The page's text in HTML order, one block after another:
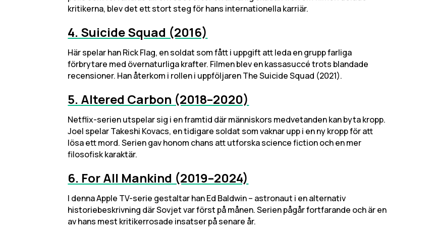
kritikerna, blev det ett stort steg för hans internationella karriär.
4. Suicide Squad (2016)
Här spelar han Rick Flag, en soldat som fått i uppgift att leda en grupp farliga
förbrytare med övernaturliga krafter. Filmen blev en kassasuccé trots blandade
recensioner. Han återkom i rollen i uppföljaren The Suicide Squad (2021).
5. Altered Carbon (2018–2020)
Netflix-serien utspelar sig i en framtid där människors medvetanden kan byta kropp.
Joel spelar Takeshi Kovacs, en tidigare soldat som vaknar upp i en ny kropp för att
lösa ett mord. Serien gav honom chans att utforska science fiction och en mer
filosofisk karaktär.
6. For All Mankind (2019–2024)
I denna Apple TV-serie gestaltar han Ed Baldwin – astronaut i en alternativ
historiebeskrivning där Sovjet var först på månen. Serien pågår fortfarande och är en
av hans mest kritikerrosade insatser på senare år.